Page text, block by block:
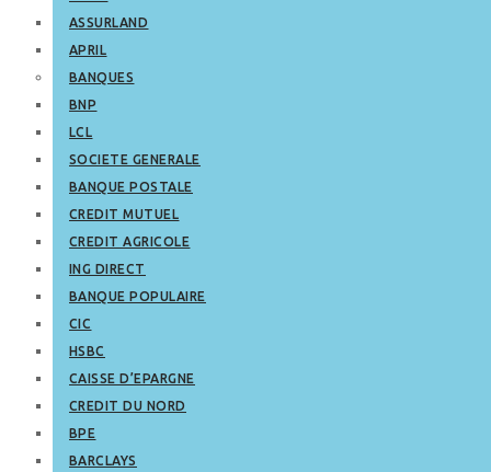
ASSURLAND
APRIL
BANQUES
BNP
LCL
SOCIETE GENERALE
BANQUE POSTALE
CREDIT MUTUEL
CREDIT AGRICOLE
ING DIRECT
BANQUE POPULAIRE
CIC
HSBC
CAISSE D’EPARGNE
CREDIT DU NORD
BPE
BARCLAYS